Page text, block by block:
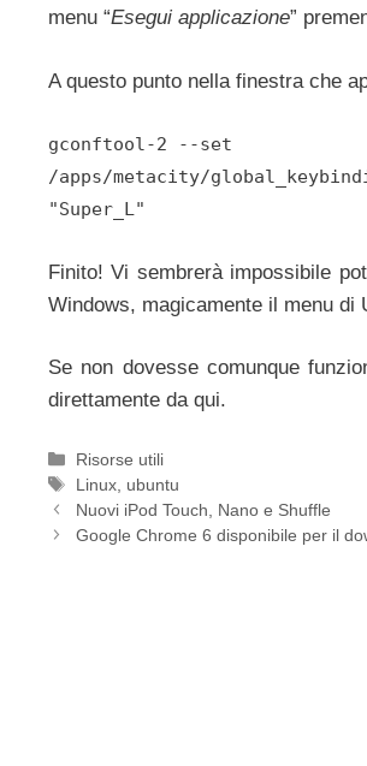
menu “Esegui applicazione”
A questo punto nella finestra che
gconftool-2 --set
/apps/metacity/
"Super_L"
Finito! Vi sembrerà impossibile
Windows, magicamente il menu di
Se non dovesse comunque
direttamente da qui.
Categorie
Risorse utili
Tag
Linux ubuntu
Nuovi iPod Touch, Nano e Shuffle
Google Chrome 6 disponibile per il